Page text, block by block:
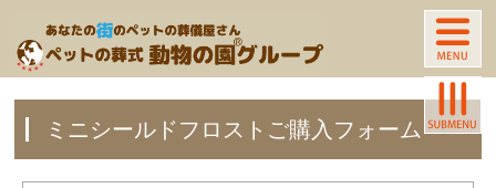
ミニシールドフロストご購入フォーム